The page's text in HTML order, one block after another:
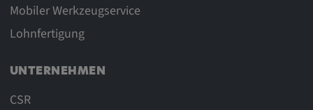
Mobiler Werkzeugservice
Lohnfertigung
UNTERNEHMEN
CSR